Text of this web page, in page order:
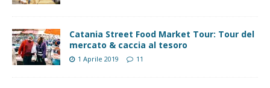
Catania Street Food Market Tour: Tour del
mercato & caccia al tesoro
1 Aprile 2019 11